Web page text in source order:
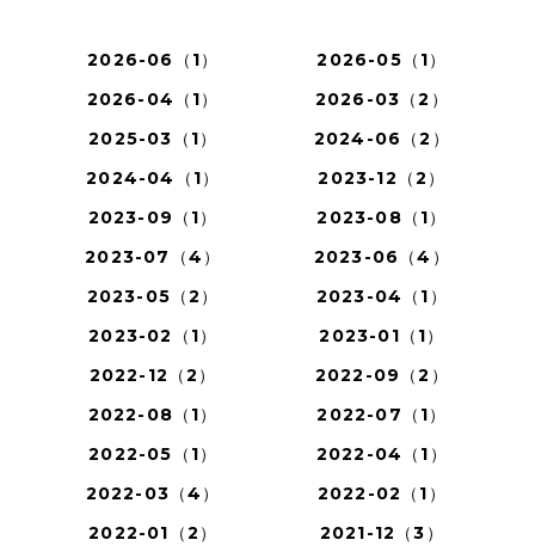
2026-06（1）
2026-05（1）
2026-04（1）
2026-03（2）
2025-03（1）
2024-06（2）
2024-04（1）
2023-12（2）
2023-09（1）
2023-08（1）
2023-07（4）
2023-06（4）
2023-05（2）
2023-04（1）
2023-02（1）
2023-01（1）
2022-12（2）
2022-09（2）
2022-08（1）
2022-07（1）
2022-05（1）
2022-04（1）
2022-03（4）
2022-02（1）
2022-01（2）
2021-12（3）